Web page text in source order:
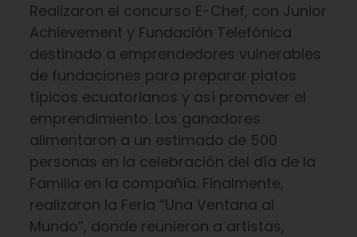
Realizaron el concurso E-Chef, con Junior
Achievement y Fundación Telefónica
destinado a emprendedores vulnerables
de fundaciones para preparar platos
típicos ecuatorianos y así promover el
emprendimiento. Los ganadores
alimentaron a un estimado de 500
personas en la celebración del día de la
Familia en la compañía. Finalmente,
realizaron la Feria “Una Ventana al
Mundo”, donde reunieron a artistas,